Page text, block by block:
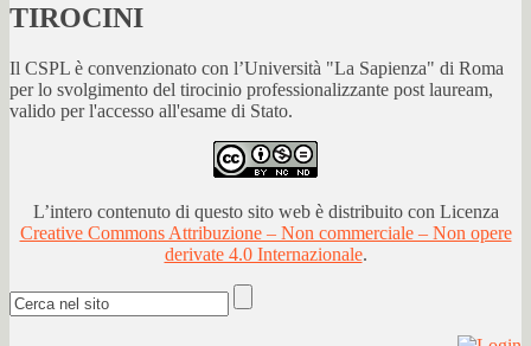
TIROCINI
Il CSPL è convenzionato con l’Università "La Sapienza" di Roma
per lo svolgimento del tirocinio professionalizzante post lauream,
valido per l'accesso all'esame di Stato.
L’intero contenuto di questo sito web è distribuito con Licenza
Creative Commons Attribuzione – Non commerciale – Non opere
derivate 4.0 Internazionale.